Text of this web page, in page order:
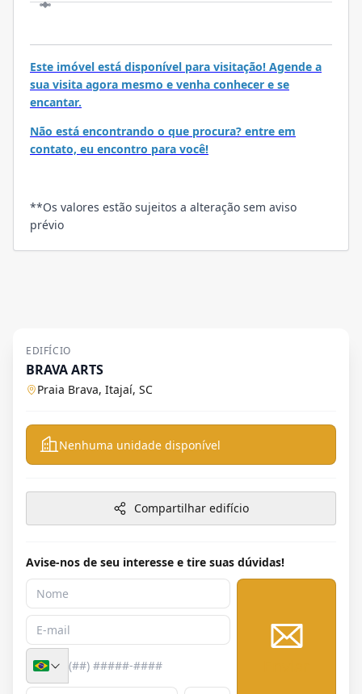
Este imóvel está disponível para visitação! Agende a
sua visita agora mesmo e venha conhecer e se
encantar.
Não está encontrando o que procura? entre em
contato, eu encontro para você!
**Os valores estão sujeitos a alteração sem aviso
prévio
EDIFÍCIO
BRAVA ARTS
Praia Brava, Itajaí, SC
Nenhuma unidade disponível
Compartilhar edifício
Avise-nos de seu interesse e tire suas dúvidas!